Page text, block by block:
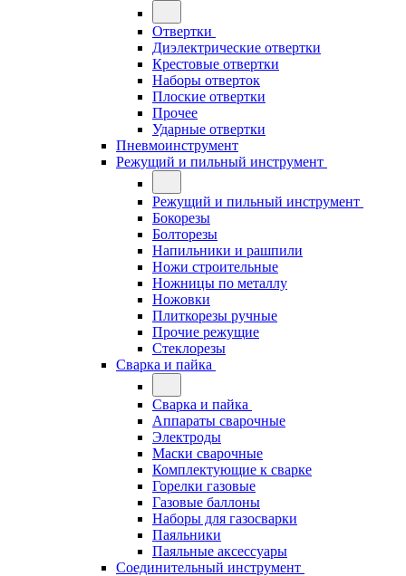
Отвертки
Диэлектрические отвертки
Крестовые отвертки
Наборы отверток
Плоские отвертки
Прочее
Ударные отвертки
Пневмоинструмент
Режущий и пильный инструмент
Режущий и пильный инструмент
Бокорезы
Болторезы
Напильники и рашпили
Ножи строительные
Ножницы по металлу
Ножовки
Плиткорезы ручные
Прочие режущие
Стеклорезы
Сварка и пайка
Сварка и пайка
Аппараты сварочные
Электроды
Маски сварочные
Комплектующие к сварке
Горелки газовые
Газовые баллоны
Наборы для газосварки
Паяльники
Паяльные аксессуары
Соединительный инструмент